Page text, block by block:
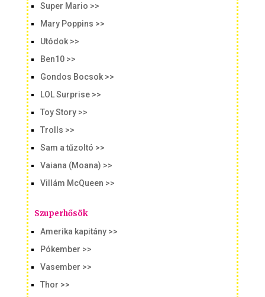
Super Mario >>
Mary Poppins >>
Utódok >>
Ben10 >>
Gondos Bocsok >>
LOL Surprise >>
Toy Story >>
Trolls >>
Sam a tűzoltó >>
Vaiana (Moana) >>
Villám McQueen >>
Szuperhősök
Amerika kapitány >>
Pókember >>
Vasember >>
Thor >>